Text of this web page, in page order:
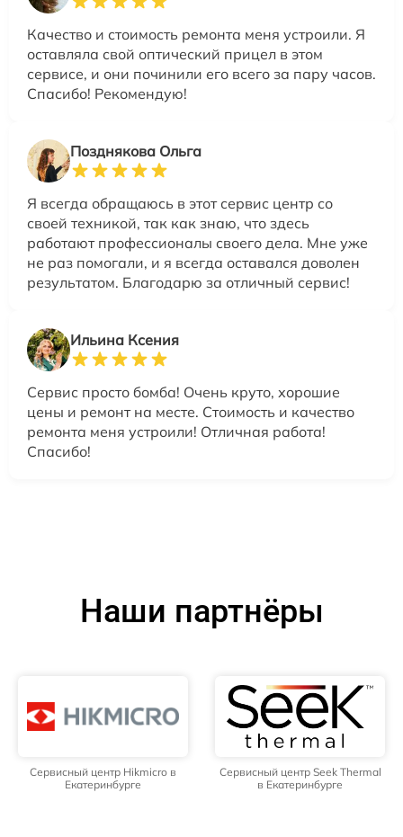
Качество и стоимость ремонта меня устроили. Я
оставляла свой оптический прицел в этом
сервисе, и они починили его всего за пару часов.
Спасибо! Рекомендую!
Позднякова Ольга
Я всегда обращаюсь в этот сервис центр со
своей техникой, так как знаю, что здесь
работают профессионалы своего дела. Мне уже
не раз помогали, и я всегда оставался доволен
результатом. Благодарю за отличный сервис!
Ильина Ксения
Сервис просто бомба! Очень круто, хорошие
цены и ремонт на месте. Стоимость и качество
ремонта меня устроили! Отличная работа!
Спасибо!
Наши партнёры
Сервисный центр Hikmicro в
Екатеринбурге
Сервисный центр Seek Thermal
в Екатеринбурге